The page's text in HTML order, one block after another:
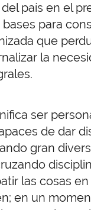
país en el
para
que
la
ser
de dar
gran
las cosas
en un